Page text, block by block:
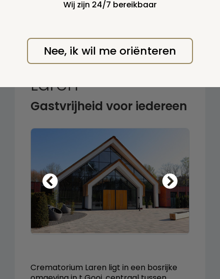
Terug naar overzicht
Crematorium
Laren
Gastvrijheid voor iedereen
Crematorium Laren ligt in een bosrijke
Wij zijn 24/7 bereikbaar
Nee, ik wil me oriënteren